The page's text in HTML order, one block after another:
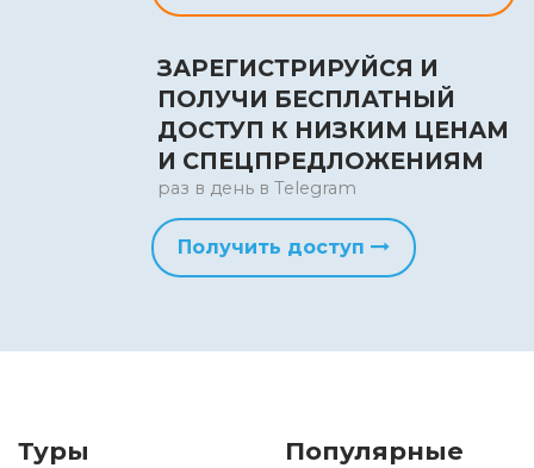
ЗАРЕГИСТРИРУЙСЯ И
ПОЛУЧИ БЕСПЛАТНЫЙ
ДОСТУП К НИЗКИМ ЦЕНАМ
И СПЕЦПРЕДЛОЖЕНИЯМ
раз в день в Telegram
Получить доступ
Туры
Популярные